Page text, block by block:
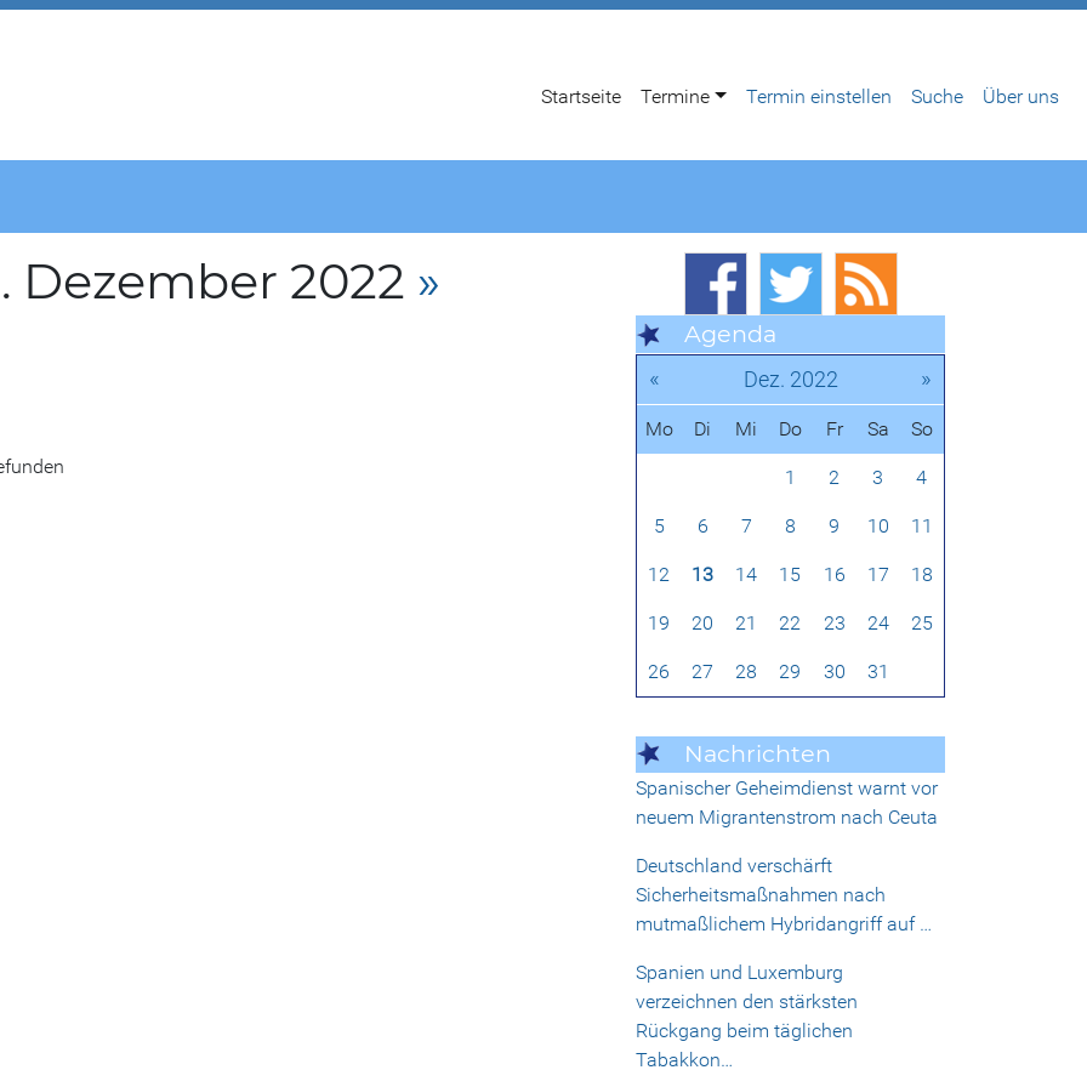
Startseite Termine Termin einstellen Suche Über uns
Dezember 2022 »
Agenda
« Dez. 2022 »
Mo Di Mi Do Fr Sa So
1 2 3 4
5 6 7 8 9 10 11
12 13 14 15 16 17 18
19 20 21 22 23 24 25
26 27 28 29 30 31
Nachrichten
Spanischer Geheimdienst warnt vor
neuem Migrantenstrom nach Ceuta
Deutschland verschärft
Sicherheitsmaßnahmen nach
mutmaßlichem Hybridangriff auf …
Spanien und Luxemburg
verzeichnen den stärksten
Rückgang beim täglichen
Tabakkon…